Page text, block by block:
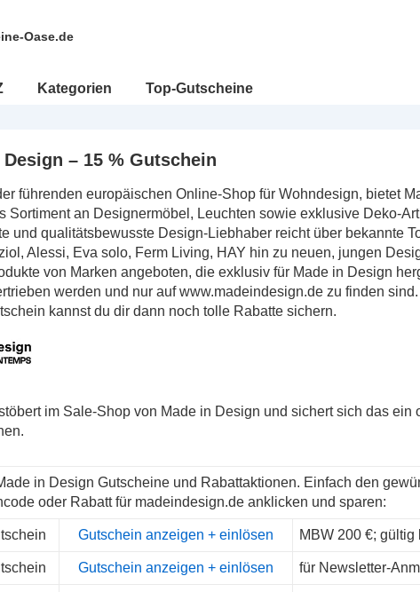
Oase.de
Kategorien Top-Gutscheine
Design – 15 % Gutschein
führenden europäischen Online-Shop für Wohndesign, bietet
Sortiment an Designermöbel, Leuchten sowie exklusive Deko-
und qualitätsbewusste Design-Liebhaber reicht über bekannte
Alessi, Eva solo, Ferm Living, HAY hin zu neuen, jungen
von Marken angeboten, die exklusiv für Made in Design
werden und nur auf www.madeindesign.de zu finden
kannst du dir dann noch tolle Rabatte sichern.
im Sale-Shop von Made in Design und sichert sich das ein
in Design Gutscheine und Rabattaktionen. Einfach den
oder Rabatt für madeindesign.de anklicken und sparen:
Gutschein anzeigen + einlösen MBW 200 €;
Gutschein anzeigen + einlösen für Newsletter-